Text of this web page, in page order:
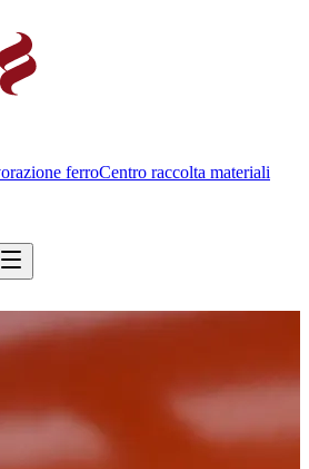
ferroCentro raccolta materiali